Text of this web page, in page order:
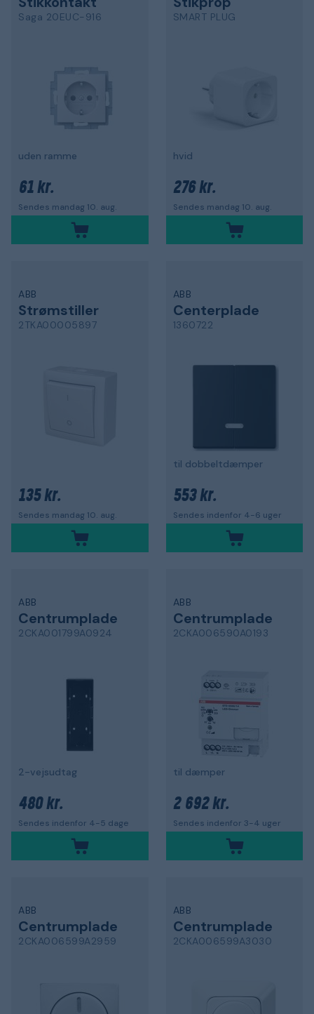
Saga 20EUC-916
uden ramme
61 kr.
Sendes mandag 10. aug.
SMART PLUG
hvid
276 kr.
Sendes mandag 10. aug.
ABB
Strømstiller
2TKA00005897
135 kr.
Sendes mandag 10. aug.
ABB
Centerplade
1360722
til dobbeltdæmper
553 kr.
Sendes indenfor 4-6 uger
ABB
Centrumplade
2CKA001799A0924
2-vejsudtag
480 kr.
Sendes indenfor 4-5 dage
ABB
Centrumplade
2CKA006590A0193
til dæmper
2 692 kr.
Sendes indenfor 3-4 uger
ABB
Centrumplade
2CKA006599A2959
ABB
Centrumplade
2CKA006599A3030